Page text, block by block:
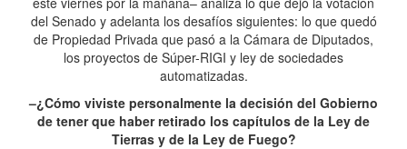
del Senado y adelanta los desafíos siguientes: lo que quedó
de Propiedad Privada que pasó a la Cámara de Diputados,
los proyectos de Súper-RIGI y ley de sociedades
automatizadas.
–¿Cómo viviste personalmente la decisión del Gobierno
de tener que haber retirado los capítulos de la Ley de
Tierras y de la Ley de Fuego?